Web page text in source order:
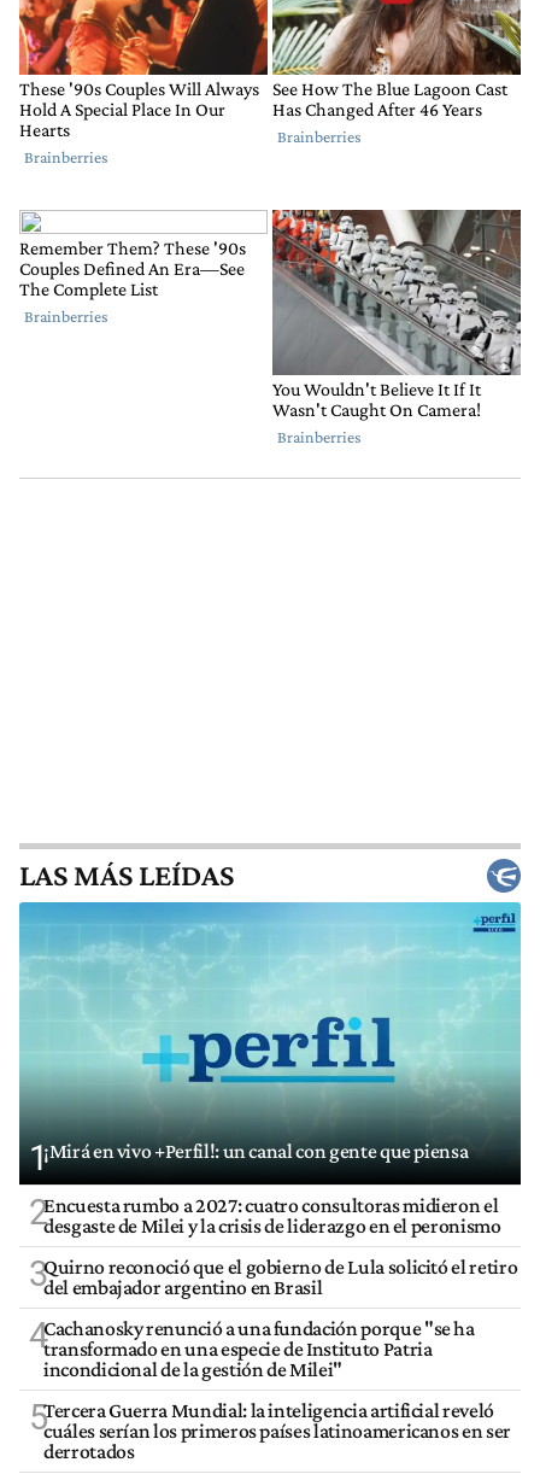
LAS MÁS LEÍDAS
1¡Mirá en vivo +Perfil!: un canal con gente que piensa
2Encuesta rumbo a 2027: cuatro consultoras midieron el
desgaste de Milei y la crisis de liderazgo en el peronismo
3Quirno reconoció que el gobierno de Lula solicitó el retiro
del embajador argentino en Brasil
4Cachanosky renunció a una fundación porque "se ha
transformado en una especie de Instituto Patria
incondicional de la gestión de Milei"
5Tercera Guerra Mundial: la inteligencia artificial reveló
cuáles serían los primeros países latinoamericanos en ser
derrotados